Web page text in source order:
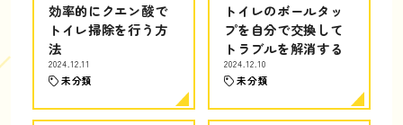
効率的にクエン酸で
トイレ掃除を行う方
法
2024.12.11
未分類
トイレのボールタッ
プを自分で交換して
トラブルを解消する
2024.12.10
未分類